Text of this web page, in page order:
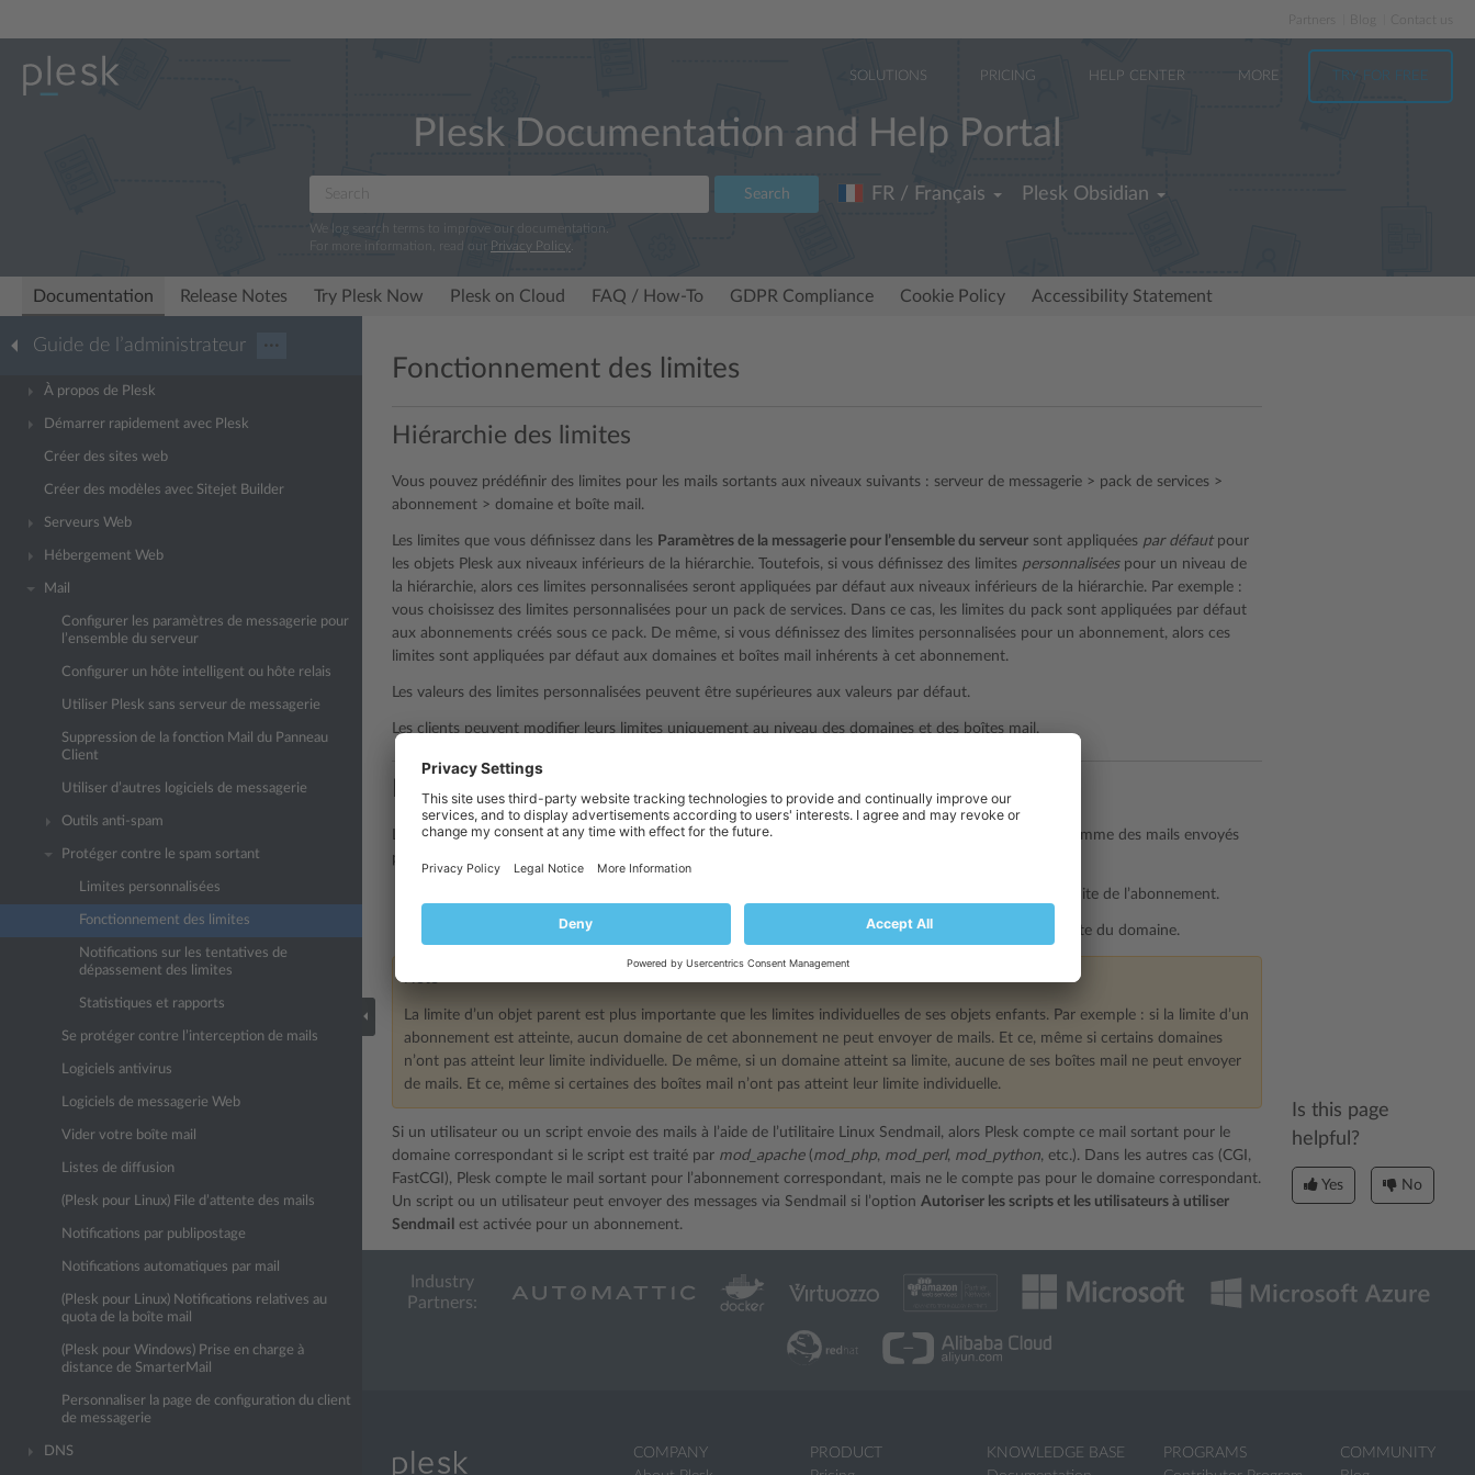
Partners
SOLUTIONS PRICING HELP CENTER MORE TRY FOR FREE
Plesk Documentation and Help Portal
Search
We log search terms to improve our documentation.
For more information, read our Privacy Policy
FR / Français Plesk Obsidian
Documentation Release Notes Try Plesk Now Plesk on Cloud FAQ / How-To GDPR Compliance Cookie Policy Accessibility Statement
Guide de l’administrateur ···
À propos de Plesk
Démarrer rapidement avec Plesk
Créer des sites web
Créer des modèles avec Sitejet Builder
Serveurs Web
Hébergement Web
Mail
Configurer les paramètres de messagerie pour
l’ensemble du serveur
Configurer un hôte intelligent ou hôte relais
Utiliser Plesk sans serveur de messagerie
Suppression de la fonction Mail du Panneau
Client
Utiliser d’autres logiciels de messagerie
Outils anti-spam
Protéger contre le spam sortant
Limites personnalisées
Fonctionnement des limites
Notifications sur les tentatives de
dépassement des limites
Statistiques et rapports
Se protéger contre l’interception de mails
Logiciels antivirus
Logiciels de messagerie Web
Vider votre boîte mail
Listes de diffusion
(Plesk pour Linux) File d’attente des mails
Notifications par publipostage
Notifications automatiques par mail
(Plesk pour Linux) Notifications relatives au
quota de la boîte mail
(Plesk pour Windows) Prise en charge à
distance de SmarterMail
Personnaliser la page de configuration du client
de messagerie
DNS
Fonctionnement des limites
Hiérarchie des limites
Vous pouvez prédéfinir des limites pour les mails sortants aux niveaux suivants : serveur de messagerie > pack de services >
abonnement > domaine et boîte mail.
Les limites que vous définissez dans les Paramètres de la messagerie pour l’ensemble du serveur sont appliquées par défautpour
les objets Plesk aux niveaux inférieurs de la hiérarchie. Toutefois, si vous définissez des limites personnaliséespour un niveau de
la hiérarchie, alors ces limites personnalisées seront appliquées par défaut aux niveaux inférieurs de la hiérarchie. Par exemple :
vous choisissez des limites personnalisées pour un pack de services. Dans ce cas, les limites du pack sont appliquées par défaut
aux abonnements créés sous ce pack. De même, si vous définissez des limites personnalisées pour un abonnement, alors ces
limites sont appliquées par défaut aux domaines et boîtes mail inhérents à cet abonnement.
Les valeurs des limites personnalisées peuvent être supérieures aux valeurs par défaut.
Les clients peuvent modifier leurs limites uniquement au niveau des domaines et des boîtes mail.
Fonctionnement des limites
Le nombre de mails sortants envoyés par un objet parent (comme un abonnement) correspond à la somme des mails envoyés
par ses objets enfants (comme les domaines). C’est pourquoi les limites fonctionnent comme suit :
Le nombre total de mails de tous les domaines d’un abonnement ne peut pas être supérieur à la limite de l’abonnement.
Le nombre total de mails de toutes les boîtes mail d’un domaine ne peut pas être supérieur à la limite du domaine.
Note
La limite d’un objet parent est plus importante que les limites individuelles de ses objets enfants. Par exemple : si la limite d’un
abonnement est atteinte, aucun domaine de cet abonnement ne peut envoyer de mails. Et ce, même si certains domaines
n’ont pas atteint leur limite individuelle. De même, si un domaine atteint sa limite, aucune de ses boîtes mail ne peut envoyer
de mails. Et ce, même si certaines des boîtes mail n’ont pas atteint leur limite individuelle.
Si un utilisateur ou un script envoie des mails à l’aide de l’utilitaire Linux Sendmail, alors Plesk compte ce mail sortant pour le
domaine correspondant si le script est traité par mod_apache(mod_php, mod_perl, mod_python, etc.). Dans les autres cas (CGI,
FastCGI), Plesk compte le mail sortant pour l’abonnement correspondant, mais ne le compte pas pour le domaine correspondant.
Un script ou un utilisateur peut envoyer des messages via Sendmail si l’option Autoriser les scripts et les utilisateurs à utiliser
Sendmail est activée pour un abonnement.
Is this page
helpful?
Yes No
Industry
Partners:
COMPANY
PRODUCT
KNOWLEDGE BASE
PROGRAMS
COMMUNITY